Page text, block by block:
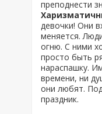
преподнести
девочки! Они
меняется.
огню. С ними
просто быть
нараспашку.
времени, ни
они любят.
праздник.